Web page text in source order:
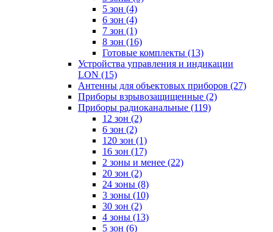
5 зон (4)
6 зон (4)
7 зон (1)
8 зон (16)
Готовые комплекты (13)
Устройства управления и индикации
LON (15)
Антенны для объектовых приборов (27)
Приборы взрывозащищенные (2)
Приборы радиоканальные (119)
12 зон (2)
6 зон (2)
120 зон (1)
16 зон (17)
2 зоны и менее (22)
20 зон (2)
24 зоны (8)
3 зоны (10)
30 зон (2)
4 зоны (13)
5 зон (6)